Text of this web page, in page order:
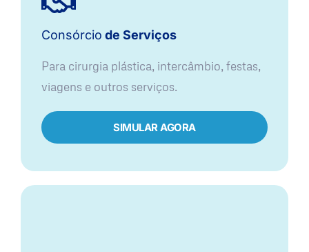
Consórcio de Serviços
Para cirurgia plástica, intercâmbio, festas,
viagens e outros serviços.
SIMULAR AGORA